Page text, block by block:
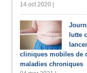
14 oct 2020 |
lutte
cliniques mobiles de
maladies chroniques